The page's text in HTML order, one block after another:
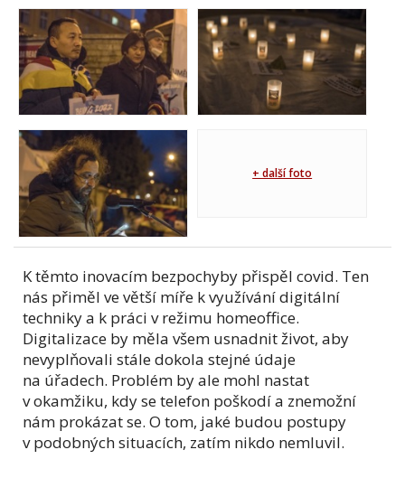
+ další foto
K těmto inovacím bezpochyby přispěl covid. Ten
nás přiměl ve větší míře k využívání digitální
techniky a k práci v režimu homeoffice.
Digitalizace by měla všem usnadnit život, aby
nevyplňovali stále dokola stejné údaje
na úřadech. Problém by ale mohl nastat
v okamžiku, kdy se telefon poškodí a znemožní
nám prokázat se. O tom, jaké budou postupy
v podobných situacích, zatím nikdo nemluvil.